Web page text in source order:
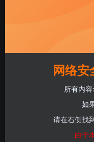
网络安
所有内
如
请在右侧找
由于